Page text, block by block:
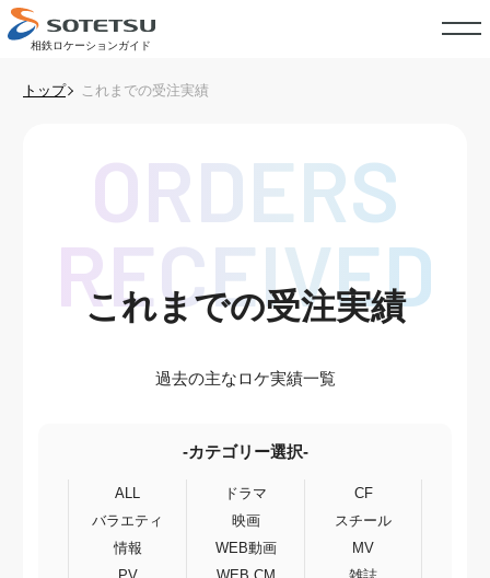
相鉄ロケーションガイド
トップ これまでの受注実績
ORDERS
RECEIVED
これまでの受注実績
過去の主なロケ実績一覧
-カテゴリー選択-
ALL ドラマ
CF
バラエティ
映画
スチール
情報
WEB動画
MV